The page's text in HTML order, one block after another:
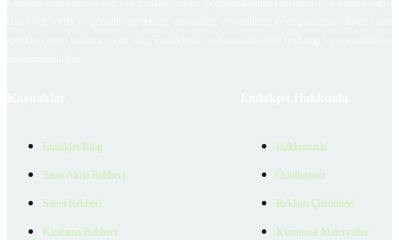
Emlakjet Blog
Satın Alma Rehberi
Satıcı Rehberi
Kiralama Rehberi
Hakkımızda
Ödüllerimiz
Reklam Çözümleri
Kurumsal Materyaller